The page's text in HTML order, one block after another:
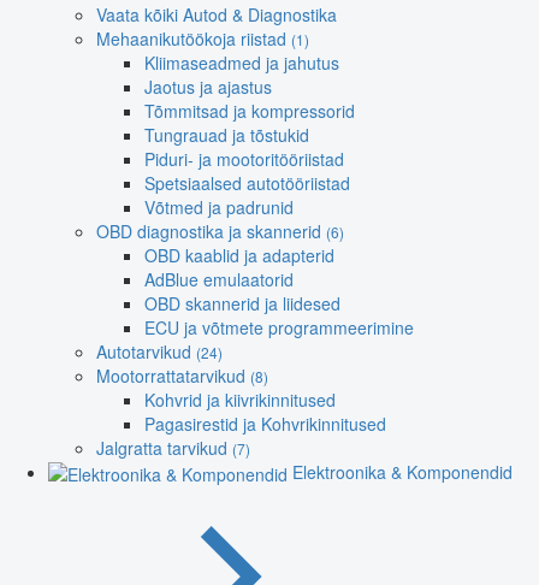
Vaata kõiki Autod & Diagnostika
Mehaanikutöökoja riistad (1)
Kliimaseadmed ja jahutus
Jaotus ja ajastus
Tõmmitsad ja kompressorid
Tungrauad ja tõstukid
Piduri- ja mootoritööriistad
Spetsiaalsed autotööriistad
Võtmed ja padrunid
OBD diagnostika ja skannerid (6)
OBD kaablid ja adapterid
AdBlue emulaatorid
OBD skannerid ja liidesed
ECU ja võtmete programmeerimine
Autotarvikud (24)
Mootorrattatarvikud (8)
Kohvrid ja kiivrikinnitused
Pagasirestid ja Kohvrikinnitused
Jalgratta tarvikud (7)
Elektroonika & Komponendid